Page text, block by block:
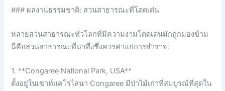
### ผลงานธรรมชาติ: สวนสาธารณะที่โดดเด่น
หลายสวนสาธารณะทั่วโลกที่มีความงามโดดเด่นมักถูกมองข้าม
นี่คือสวนสาธารณะที่น่าทึ่งซึ่งควรค่าแก่การสำรวจ:
1. **Congaree National Park, USA**
ตั้งอยู่ในเซาท์แคโรไลนา Congaree มีป่าไม้เก่าที่สมบูรณ์ที่สุดใน